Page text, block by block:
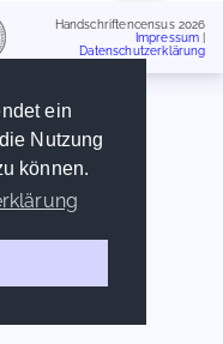
ein
Nutzung
können.
Handschriftencensus 2026
Impressum
Datenschutzerklärung